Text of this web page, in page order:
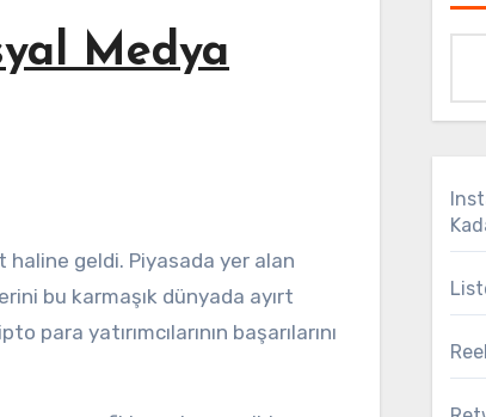
Medya
bu karmaşık dünyada ayırt
yatırımcılarının başarılarını